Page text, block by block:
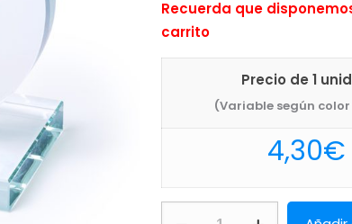
Recuerda que
carrito
Precio de 1
(Variable según
4,30€